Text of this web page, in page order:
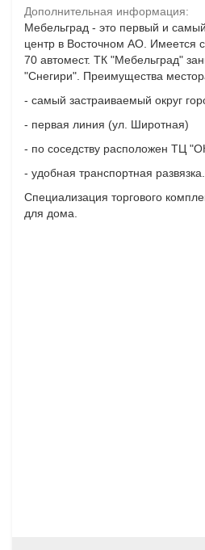
Дополнительная информация:
Мебельград - это первый и
центр в Восточном АО. Имеется
70 автомест. ТК "Мебельград"
"Снегири". Преимущества
- самый застраиваемый округ
- первая линия (ул. Широтная)
- по соседству расположен ТЦ
- удобная транспортная развязка.
Специализация торгового
для дома.